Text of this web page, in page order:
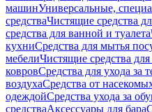
машинУниверсальные,
средстваЧистящие средства
средства для ванной и туалета
кухниСредства для мытья
мебелиЧистящие средства
ковровСредства для ухода за
воздухаСредства от
одеждойСредства ухода за
средстваАксессуары для бара